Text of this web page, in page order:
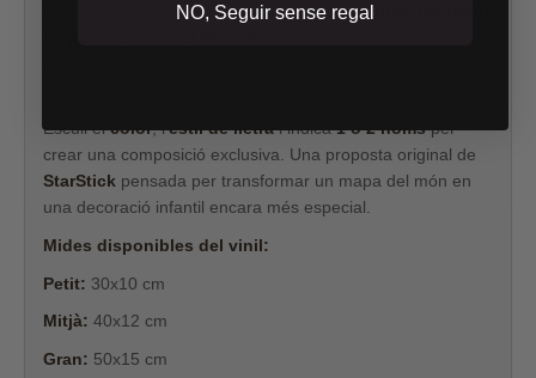
completar i personalitzar qualsevolmapamundi decoratiu
Escull elcolor, l’estil de lletrai indica1 o 2 nomsper
crear una composició exclusiva. Una proposta original de
StarStick pensada per transformar un mapa del món en
una decoració infantil encara més especial.
Mides disponibles del vinil:
Petit: 30x10 cm
Mitjà: 40x12 cm
Gran: 50x15 cm
NO, Seguir sense regal